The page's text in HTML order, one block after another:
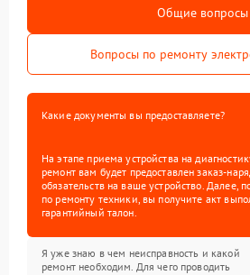
Общие вопросы
Вопросы по ремонту
Какие документы вы предоставляете?
На этапе приема устройства на
ремонт вам будет предоставлен заказ-
обязательств на ваше устройство. Далее,
по ремонту техники, вы получите акт
гарантийный талон.
Я уже знаю в чем неисправность и какой
ремонт необходим. Для чего проводить